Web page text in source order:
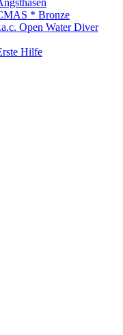
* Bronze
Open Water Diver
Hilfe